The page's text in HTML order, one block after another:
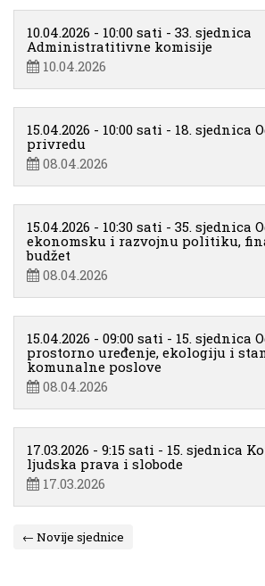
10.04.2026 - 10:00 sati - 33. sjednica
Administratitivne komisije
10.04.2026
15.04.2026 - 10:00 sati - 18. sjednica
privredu
08.04.2026
15.04.2026 - 10:30 sati - 35. sjednica
ekonomsku i razvojnu politiku,
budžet
08.04.2026
15.04.2026 - 09:00 sati - 15. sjednica
prostorno uređenje, ekologiju i
komunalne poslove
08.04.2026
17.03.2026 - 9:15 sati - 15. sjednica
ljudska prava i slobode
17.03.2026
← Novije sjednice